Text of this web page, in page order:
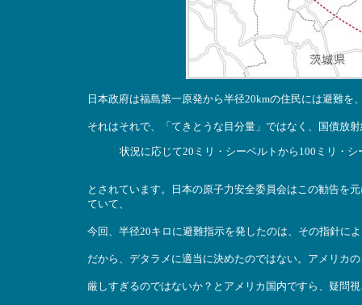
日本政府は福島第一原発から半径20kmの住民には避難
それはそれで、「てきとうな目分量」ではなく、国債放
状況に応じて20ミリ・シーベルトから100ミリ・
とされています。日本の原子力安全委員会はこの勧告を
ていて、
今回、半径20キロに避難指示を発したのは、その指針に
だから、デタラメに適当に決めたのではない。アメリカ
厳しすぎるのではないか？とアメリカ国内ですら、疑問